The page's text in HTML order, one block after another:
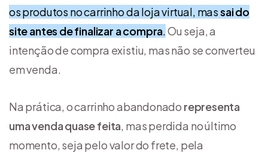
os produtos no carrinho da loja virtual, massai do
site antes de finalizar a compra Ou seja, a
intenção de compra existiu, mas não se converteu
em venda.
Na prática, o carrinho abandonado representa
uma venda quase feita , mas perdida no último
momento, seja pelo valor do frete, pela